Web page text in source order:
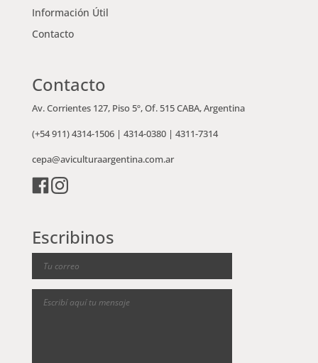
Información Útil
Contacto
Contacto
Av. Corrientes 127, Piso 5º, Of. 515 CABA, Argentina
(+54 911)4314-1506| 4314-0380| 4311-7314
cepa@aviculturaargentina.com.ar
Escribinos